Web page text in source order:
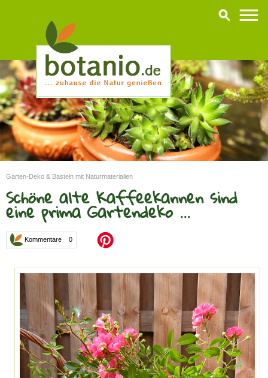
Garten-Deko & Basteln mit Naturmaterialien
Schöne alte Kaffeekannen sind
eine prima Gartendeko ...
Kommentare 0